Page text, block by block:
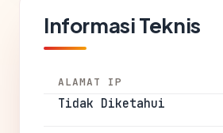
Informasi Teknis
ALAMAT IP
Tidak Diketahui